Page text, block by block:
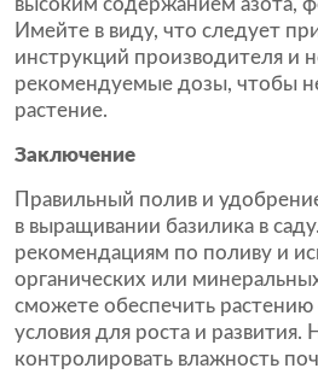
высоким содержанием азота,
Имейте в виду, что следует
инструкций производителя и
рекомендуемые дозы, чтобы
растение.
Заключение
Правильный полив и
в выращивании базилика в
рекомендациям по поливу и
органических или
сможете обеспечить
условия для роста и развития.
контролировать влажность